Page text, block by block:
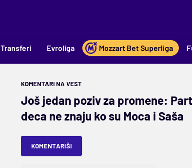
Transferi Evroliga Mozzart Bet Superliga
KOMENTARI NA VEST
Još jedan poziv za promene:
deca ne znaju ko su Moca i Saša
KOMENTARIŠI